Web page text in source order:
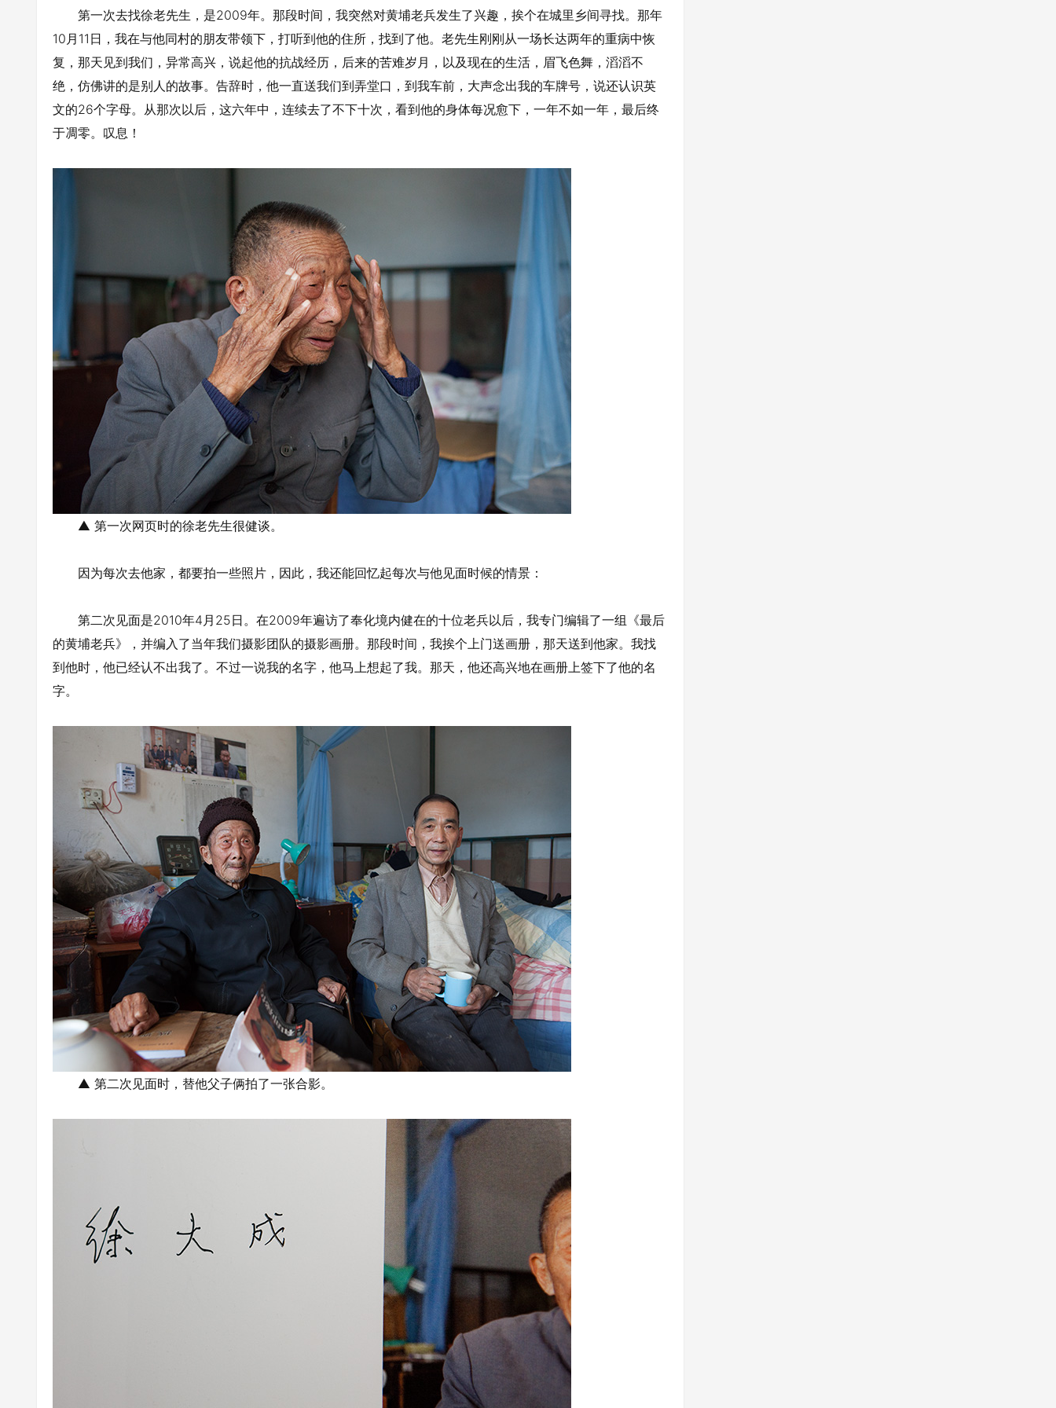
第一次去找徐老先生，是2009年。那段时间，我突然对黄埔老兵发生了兴趣，挨个在城里乡间寻找。那年
10月11日，我在与他同村的朋友带领下，打听到他的住所，找到了他。老先生刚刚从一场长达两年的重病中恢
复，那天见到我们，异常高兴，说起他的抗战经历，后来的苦难岁月，以及现在的生活，眉飞色舞，滔滔不
绝，仿佛讲的是别人的故事。告辞时，他一直送我们到弄堂口，到我车前，大声念出我的车牌号，说还认识英
文的26个字母。从那次以后，这六年中，连续去了不下十次，看到他的身体每况愈下，一年不如一年，最后终
于凋零。叹息！
▲ 第一次网页时的徐老先生很健谈。
因为每次去他家，都要拍一些照片，因此，我还能回忆起每次与他见面时候的情景：
第二次见面是2010年4月25日。在2009年遍访了奉化境内健在的十位老兵以后，我专门编辑了一组《最后
的黄埔老兵》，并编入了当年我们摄影团队的摄影画册。那段时间，我挨个上门送画册，那天送到他家。我找
到他时，他已经认不出我了。不过一说我的名字，他马上想起了我。那天，他还高兴地在画册上签下了他的名
字。
▲ 第二次见面时，替他父子俩拍了一张合影。